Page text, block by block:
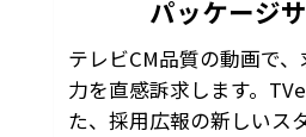
パッケージ
テレビCM品質の動画で
力を直感訴求します。
た、採用広報の新しいス